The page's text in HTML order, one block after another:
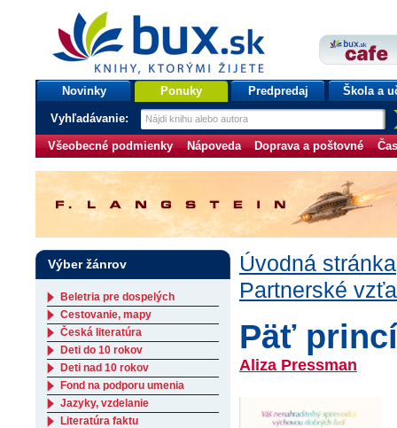
bux.sk
knihy, ktorými žijete
Úvodná stránka
Novinky Ponuky Predpredaj Škola a
Vyhľadávanie:
Všeobecné podmienky Nápoveda Doprava a poštovné
Úvodná stránka
Partnerské
Päť
Aliza Pressman
Výber žánrov
Beletria pre dospelých
Cestovanie, mapy
Česká literatúra
Deti do 10 rokov
Deti nad 10 rokov
Fond na podporu umenia
Jazyky, vzdelanie
Literatúra faktu